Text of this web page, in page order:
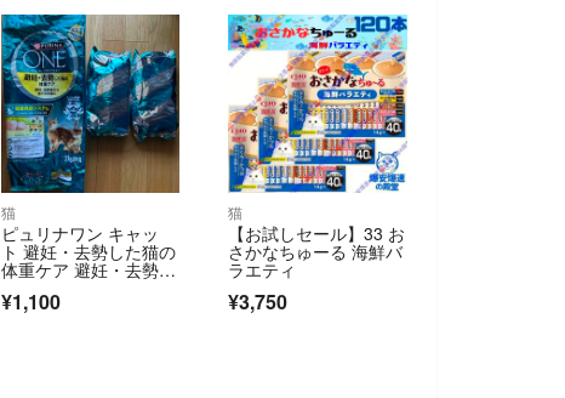
猫
ピュリナワン キャッ
ト 避妊・去勢した猫の
体重ケア 避妊・去勢後
ン 500g×2
¥1,100
猫
【お試しセール】33 お
さかなちゅーる 海鮮バ
ラエティ
¥3,750